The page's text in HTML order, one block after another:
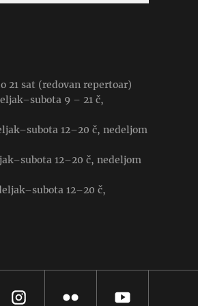
21 sat (redovan repertoar)
9 – 21 č,
12–20 č, nedeljom
12–20 č, nedeljom
12–20 č,